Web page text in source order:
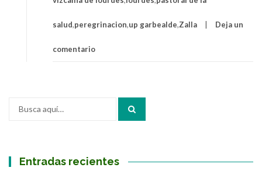
salud,peregrinacion,up garbealde,Zalla Deja un
comentario
Entradas recientes